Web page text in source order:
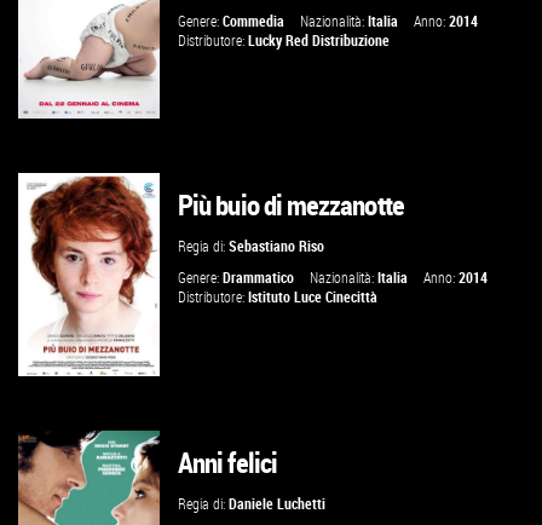
VAI ALLA SCHEDA
GUARDA IL TRAILER
VAI ALLA SCHEDA
Genere:Commedia Nazionalità:Italia Anno:2014
Distributore:Lucky Red Distribuzione
VAI ALLA SCHEDA
Più buio di mezzanotte
Regia di:Sebastiano Riso
Genere:Drammatico Nazionalità:Italia Anno:2014
Distributore:Istituto Luce Cinecittà
Anni felici
Regia di:Daniele Luchetti